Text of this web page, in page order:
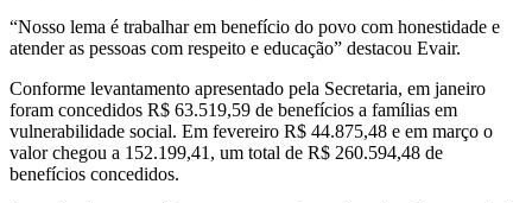
“Nosso lema é trabalhar em benefício do povo com honestidade e
atender as pessoas com respeito e educação” destacou Evair.
Conforme levantamento apresentado pela Secretaria, em janeiro
foram concedidos R$ 63.519,59 de benefícios a famílias em
vulnerabilidade social. Em fevereiro R$ 44.875,48 e em março o
valor chegou a 152.199,41, um total de R$ 260.594,48 de
benefícios concedidos.